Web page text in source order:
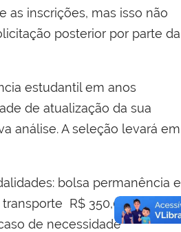
inscrições, mas isso não
posterior por parte da
estudantil em anos
de atualização da sua
análise. A seleção levará em
bolsa permanência e
transporte R$ 350,00
de necessidade